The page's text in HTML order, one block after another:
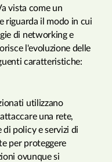
vista come un
riguarda il modo in cui
di networking e
l'evoluzione delle
caratteristiche:
utilizzano
una rete,
policy e servizi di
per proteggere
ovunque si